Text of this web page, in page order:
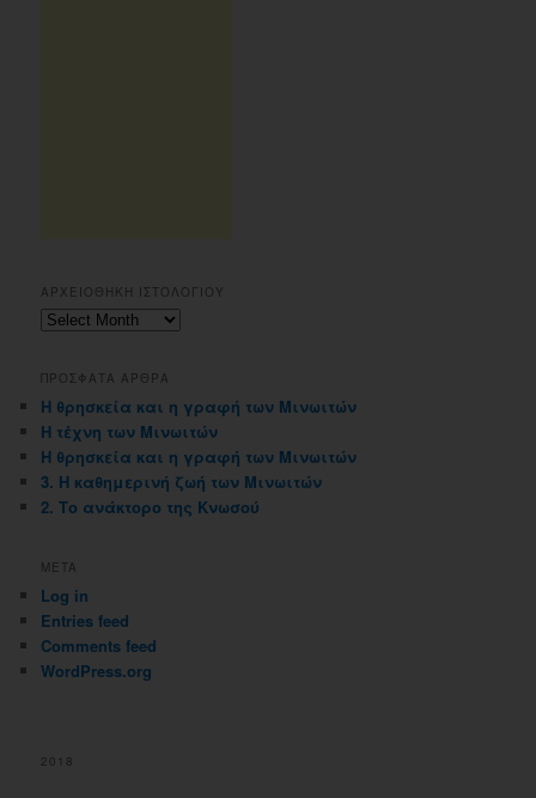
ΑΡΧΕΙΟΘΗΚΗ ΙΣΤΟΛΟΓΙΟΥ
Αρχειοθηκη
ΠΡΟΣΦΑΤΑ ΑΡΘΡΑ
Η θρησκεία και η γραφή των Μινωιτών
Η τέχνη των Μινωιτών
Η θρησκεία και η γραφή των Μινωιτών
3. Η καθημερινή ζωή των Μινωιτών
2. Το ανάκτορο της Κνωσού
META
Log in
Entries feed
Comments feed
WordPress.org
2018